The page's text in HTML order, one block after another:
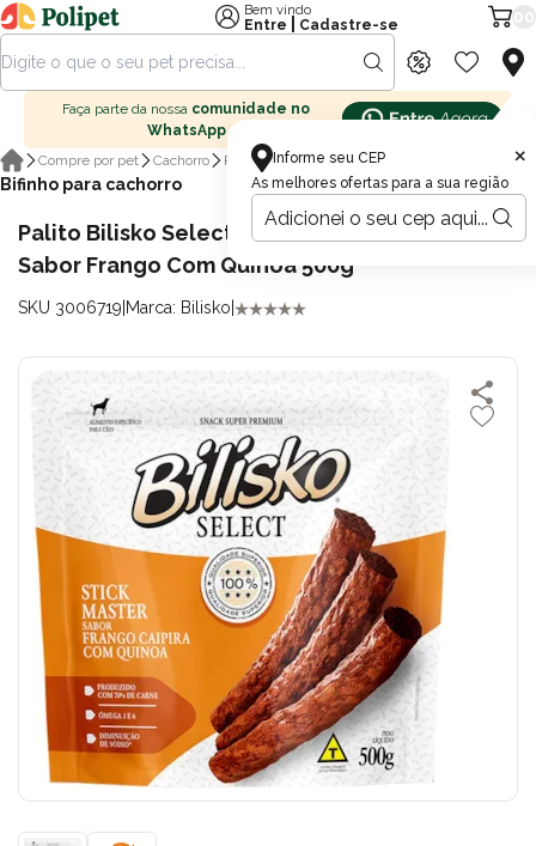
Informe seu CEP
As melhores ofertas para a sua região
×
Bem vindo
Entre
Cadastre-se
Faça parte da nossa comunidade no
WhatsApp
Compre por pet
Cachorro Petisco para cachorro
Bifinho para cachorro
Palito Bilisko Select Stick Master Para Cães
Sabor Frango Com Quinoa 500g
SKU 3006719 Marca: Bilisko